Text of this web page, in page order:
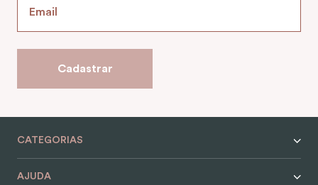
Cadastrar
CATEGORIAS
AJUDA